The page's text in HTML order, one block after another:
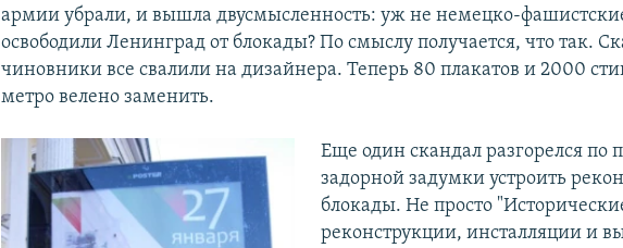
армии убрали, и вышла двусмысленность: уж не немецко-
освободили Ленинград от блокады? По смыслу получается, что так.
чиновники все свалили на дизайнера. Теперь 80 плакатов и 2000
метро велено заменить.
Еще один скандал разгорелся по
задорной задумки устроить
блокады. Не просто
реконструкции, инсталляции и